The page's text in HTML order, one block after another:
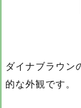
ダイナブラウン
的な外観です。